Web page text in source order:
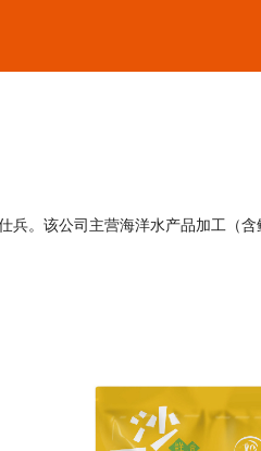
。该公司主营海洋水产品加工（